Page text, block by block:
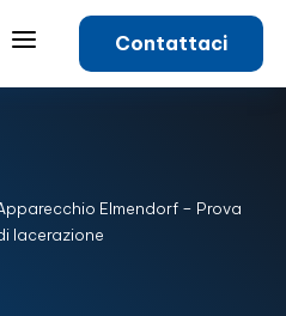
a Contattaci
Elmendorf – Prova
lacerazione